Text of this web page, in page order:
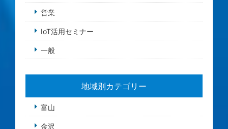
営業
IoT活用セミナー
一般
地域別カテゴリー
富山
金沢